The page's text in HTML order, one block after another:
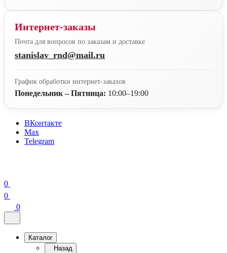
Интернет-заказы
Почта для вопросов по заказам и доставке
stanislav_rnd@mail.ru
График обработки интернет-заказов
Понедельник – Пятница: 10:00–19:00
ВКонтакте
Max
Telegram
0
0
0
Каталог
Назад